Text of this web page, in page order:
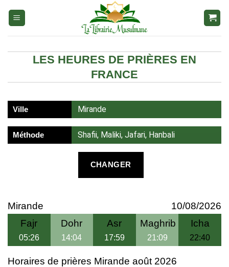
LES HEURES DE PRIÈRES EN
FRANCE
Ville Mirande
Méthode Shafii, Maliki, Jafari, Hanbali
CHANGER
Mirande
10/08/2026
Fajr
05:26
Dohr
14:04
Asr
17:59
Maghrib
21:09
Icha
22:40
Horaires de prières Mirande août 2026